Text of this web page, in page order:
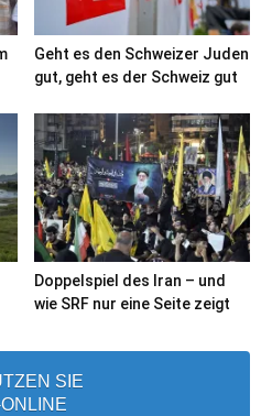
Geht es den Schweizer Juden
gut, geht es der Schweiz gut
Doppelspiel des Iran – und
wie SRF nur eine Seite zeigt
SIE